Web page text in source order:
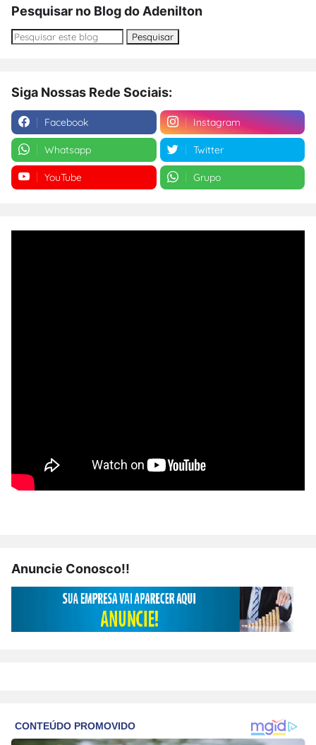
Pesquisar no Blog do Adenilton
Siga Nossas Rede Sociais:
Facebook Instagram
Whatsapp Twitter
YouTube Grupo
Anuncie Conosco!!